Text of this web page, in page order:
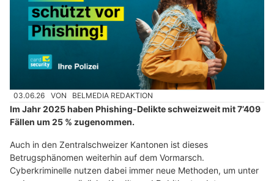
03.06.26 VON BELMEDIA REDAKTION
Im Jahr 2025 haben Phishing-Delikte schweizweit mit 7’409
Fällen um 25 % zugenommen.
Auch in den Zentralschweizer Kantonen ist dieses
Betrugsphänomen weiterhin auf dem Vormarsch.
Cyberkriminelle nutzen dabei immer neue Methoden, um unter